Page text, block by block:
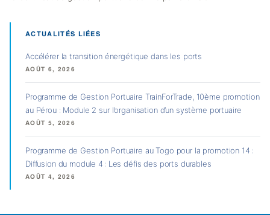
ACTUALITÉS LIÉES
Accélérer la transition énergétique dans les ports
AOÛT 6, 2026
Programme de Gestion Portuaire TrainForTrade, 10ème promotion
au Pérou : Module 2 sur l’organisation d’un système portuaire
AOÛT 5, 2026
Programme de Gestion Portuaire au Togo pour la promotion 14 :
Diffusion du module 4 : Les défis des ports durables
AOÛT 4, 2026